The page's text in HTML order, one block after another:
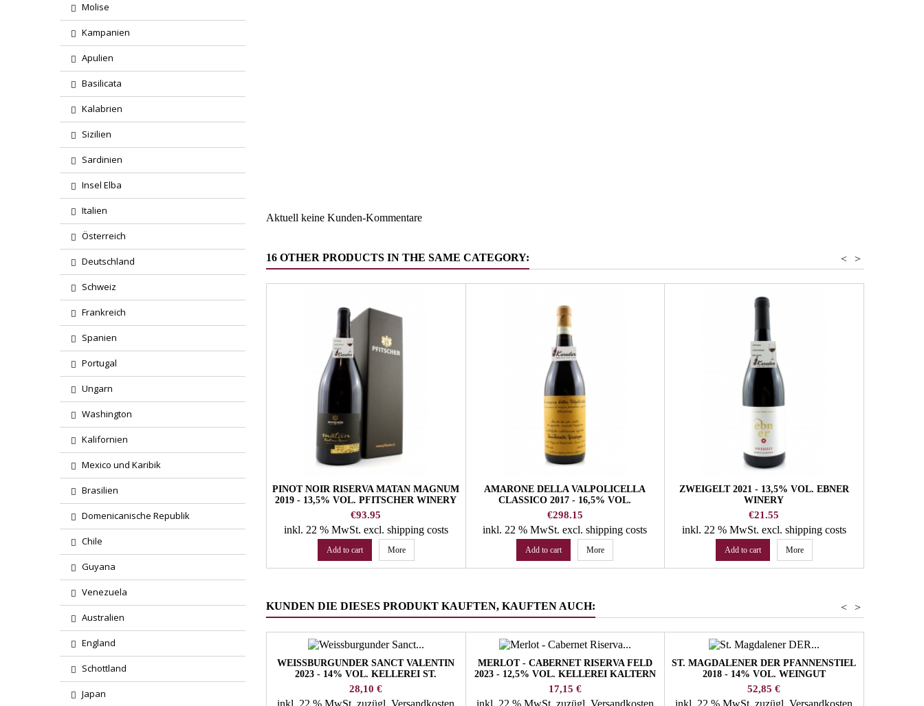
Molise
Kampanien
Apulien
Basilicata
Kalabrien
Sizilien
Sardinien
Insel Elba
Italien
Österreich
Deutschland
Schweiz
Frankreich
Spanien
Portugal
Ungarn
Washington
Kalifornien
Mexico und Karibik
Brasilien
Domenicanische Republik
Chile
Guyana
Venezuela
Australien
England
Schottland
Japan
Aktuell keine Kunden-Kommentare
16 OTHER PRODUCTS IN THE SAME CATEGORY: >
<
PINOT NOIR RISERVA MATAN MAGNUM
2019 - 13,5% VOL. PFITSCHER WINERY
Price
€93.95
inkl. 22 % MwSt. excl. shipping costs
Add to cart More
AMARONE DELLA VALPOLICELLA
CLASSICO 2017 - 16,5% VOL.
QUINTARELLI WINERY
Price
€298.15
inkl. 22 % MwSt.excl. shipping costs
Add to cart More
ZWEIGELT 2021 - 13,5% VOL. EBNER
WINERY
Price
€21.55
inkl. 22 % MwSt. excl. shipping costs
Add to cart More
KUNDEN DIE DIESES PRODUKT KAUFTEN, KAUFTEN AUCH: >
<
WEISSBURGUNDER SANCT VALENTIN
2023 - 14% VOL. KELLEREI ST.
MICHAEL/EPPAN
Preis
28,10 €
inkl. 22 % MwSt.zuzügl. Versandkosten
MERLOT - CABERNET RISERVA FELD
2023 - 12,5% VOL. KELLEREI KALTERN
Preis
17,15 €
inkl. 22 % MwSt. zuzügl. Versandkosten
ST. MAGDALENER DER PFANNENSTIEL
2018 - 14% VOL. WEINGUT
PFANNENSTIELHOF
Preis
52,85 €
inkl. 22 % MwSt.zuzügl. Versandkosten